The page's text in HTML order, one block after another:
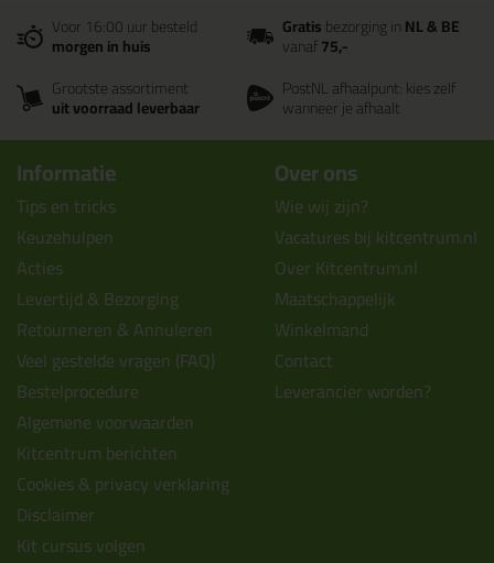
Voor 16:00 uur besteld
morgen in huis
Gratisbezorging inNL & BE
vanaf75,-
Grootste assortiment
uit voorraad leverbaar
PostNL afhaalpunt: kies zelf
wanneer je afhaalt
Informatie
Tips en tricks
Keuzehulpen
Acties
Levertijd & Bezorging
Retourneren & Annuleren
Veel gestelde vragen (FAQ)
Bestelprocedure
Algemene voorwaarden
Kitcentrum berichten
Cookies & privacy verklaring
Disclaimer
Kit cursus volgen
Over ons
Wie wij zijn?
Vacatures bij kitcentrum.nl
Over Kitcentrum.nl
Maatschappelijk
Winkelmand
Contact
Leverancier worden?